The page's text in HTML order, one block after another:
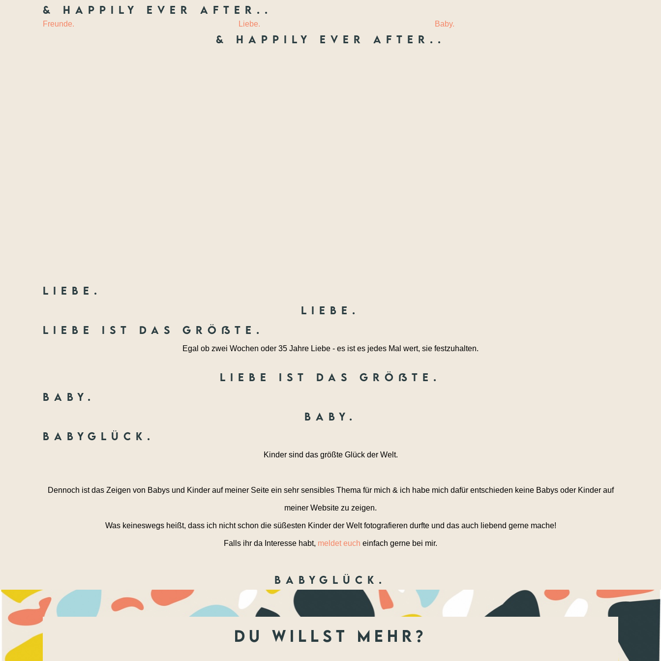
& LIEBE LAURIEN
& happily ever after..
Freunde. Liebe. Baby.
& happily ever after..
Liebe.
Liebe.
Liebe ist das größte.
Egal ob zwei Wochen oder 35 Jahre Liebe - es ist es jedes Mal wert, sie festzuhalten.
Liebe ist das größte.
Baby.
Baby.
Babyglück.
Kinder sind das größte Glück der Welt.
Dennoch ist das Zeigen von Babys und Kinder auf meiner Seite ein sehr sensibles Thema für mich & ich habe mich dafür entschieden keine Babys oder Kinder auf
meiner Website zu zeigen.
Was keineswegs heißt, dass ich nicht schon die süßesten Kinder der Welt fotografieren durfte und das auch liebend gerne mache!
Falls ihr da Interesse habt, meldet euch einfach gerne bei mir.
Babyglück.
du willst mehr?